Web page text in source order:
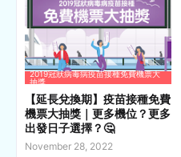
2019冠狀病毒病疫苗接種免費機票大
抽獎
【延長兌換期】疫苗接種免費
機票大抽獎｜更多機位？更多
出發日子選擇？🤔
November 28, 2022